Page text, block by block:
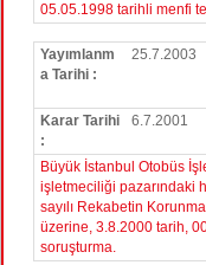
05.05.1998 tarihli menfi
Yayımlanm
a Tarihi :
25.7.2003
Karar Tarihi
:
6.7.2001
Büyük İstanbul Otobüs
işletmeciliği pazarındaki
sayılı Rekabetin
üzerine, 3.8.2000 tarih,
soruşturma.